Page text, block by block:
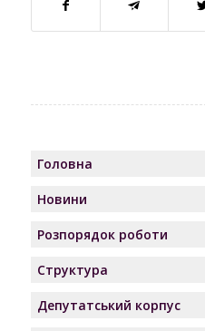
Головна
Новини
Розпорядок роботи
Структура
Депутатський корпус